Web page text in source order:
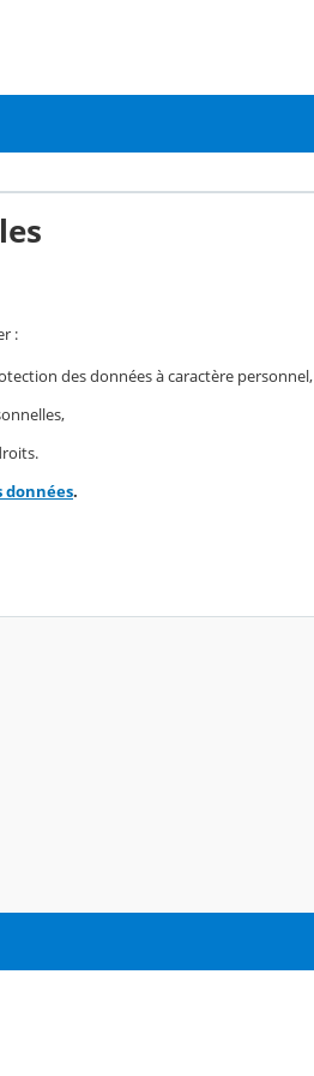
:
des données à caractère personnel,
données.